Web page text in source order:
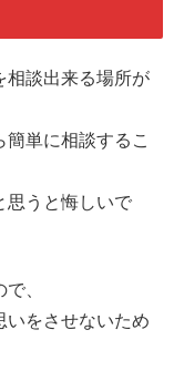
相談出来る場所が
単に相談するこ
うと悔しいで
、
いをさせないため